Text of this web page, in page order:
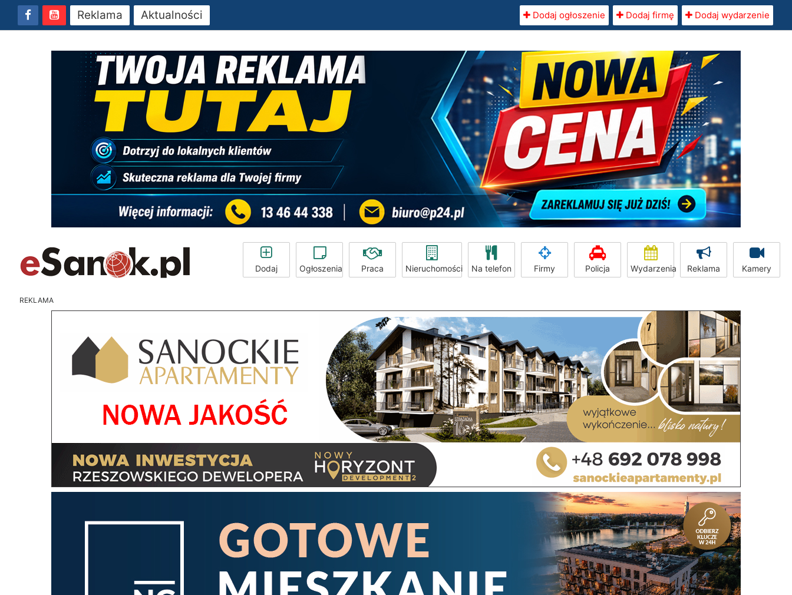
Reklama Aktualności Dodaj ogłoszenie Dodaj firmę Dodaj wydarzenie
Dodaj Ogłoszenia Praca Nieruchomości Na telefon Firmy Policja Wydarzenia Reklama Kamery
REKLAMA